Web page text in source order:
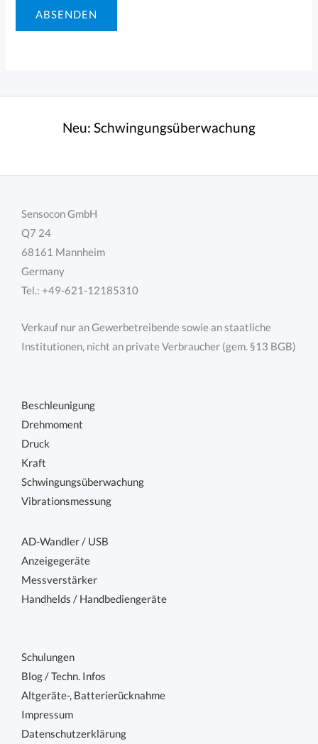
n
ABSENDEN
Neu: Schwingungsüberwachung
Sensocon GmbH
Q7 24
68161 Mannheim
Germany
Tel.: +49-621-12185310
Verkauf nur an Gewerbetreibende sowie an staatliche
Institutionen, nicht an private Verbraucher (gem. §13 BGB)
Beschleunigung
Drehmoment
Druck
Kraft
Schwingungsüberwachung
Vibrationsmessung
AD-Wandler / USB
Anzeigegeräte
Messverstärker
Handhelds / Handbediengeräte
Schulungen
Blog / Techn. Infos
Altgeräte-, Batterierücknahme
Impressum
Datenschutzerklärung